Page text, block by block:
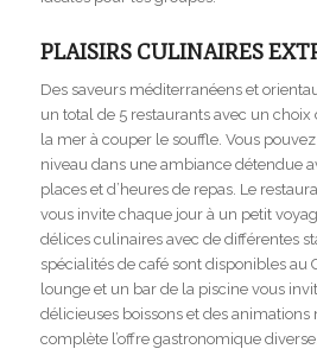
PLAISIRS CULINAIRES
Des saveurs méditerranéens et
un total de 5 restaurants avec un
la mer à couper le souffle. Vous
niveau dans une ambiance détendue
places et d’heures de repas. Le
vous invite chaque jour à un petit
délices culinaires avec de différentes
spécialités de café sont disponibles au
lounge et un bar de la piscine vous
délicieuses boissons et des animations
complète l’offre gastronomique diverse.